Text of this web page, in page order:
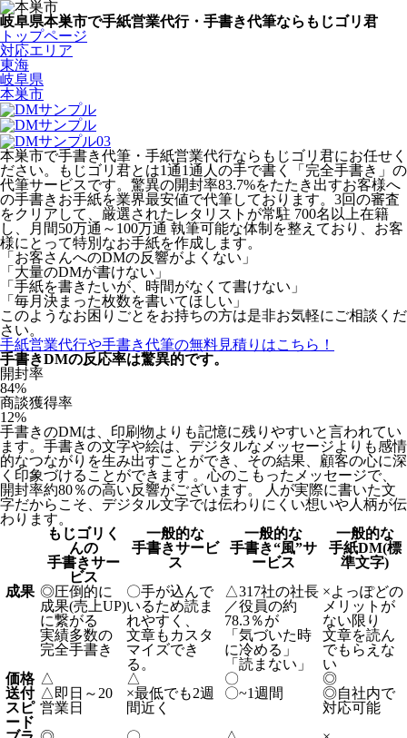
岐阜県本巣市で手紙営業代行・手書き代筆ならもじゴリ君
トップページ
対応エリア
東海
岐阜県
本巣市
本巣市で手書き代筆・手紙営業代行ならもじゴリ君にお任せく
ださい。もじゴリ君とは1通1通人の手で書く「完全手書き」の
代筆サービスです。驚異の開封率83.7%をたたき出すお客様へ
の手書きお手紙を業界最安値で代筆しております。3回の審査
をクリアして、厳選されたレタリストが常駐 700名以上在籍
し、月間50万通～100万通 執筆可能な体制を整えており、お客
様にとって特別なお手紙を作成します。
「お客さんへのDMの反響がよくない」
「大量のDMが書けない」
「手紙を書きたいが、時間がなくて書けない」
「毎月決まった枚数を書いてほしい」
このようなお困りごとをお持ちの方は是非お気軽にご相談くだ
さい。
手紙営業代行や手書き代筆の無料見積りはこちら！
手書きDMの反応率は驚異的です。
開封率
84%
商談獲得率
12%
手書きのDMは、印刷物よりも記憶に残りやすいと言われてい
ます。手書きの文字や絵は、デジタルなメッセージよりも感情
的なつながりを生み出すことができ、その結果、顧客の心に深
く印象づけることができます 。心のこもったメッセージで、
開封率約80％の高い反響がございます。 人が実際に書いた文
字だからこそ、デジタル文字では伝わりにくい想いや人柄が伝
わります。
もじゴリく
んの
手書きサー
ビス
一般的な
手書きサービ
ス
一般的な
手書き“風”サ
ービス
一般的な
手紙DM(標
準文字)
成果 ◎圧倒的に
成果(売上UP)
に繋がる
実績多数の
完全手書き
〇手が込んで
いるため読ま
れやすく、
文章もカスタ
マイズでき
る。
△317社の社長
／役員の約
78.3％が
「気づいた時
に冷める」
「読まない」
×よっぽどの
メリットが
ない限り
文章を読ん
でもらえな
い
価格 △ △ 〇
◎
送付
スピ
ード
△ 即日～20
営業日
×最低でも2週
間近く
〇~1週間 ◎自社内で
対応可能